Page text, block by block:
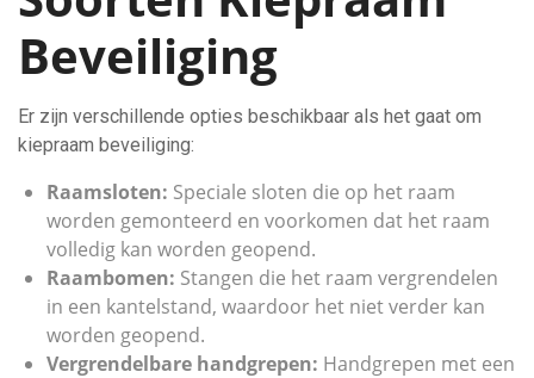
Beveiliging
Er zijn verschillende opties beschikbaar als het gaat om
kiepraam beveiliging:
Raamsloten: Speciale sloten die op het raam
worden gemonteerd en voorkomen dat het raam
volledig kan worden geopend.
Raambomen: Stangen die het raam vergrendelen
in een kantelstand, waardoor het niet verder kan
worden geopend.
Vergrendelbare handgrepen: Handgrepen met een